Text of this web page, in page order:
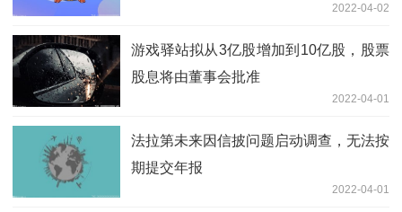
2022-04-02
游戏驿站拟从3亿股增加到10亿股，股票
股息将由董事会批准
2022-04-01
法拉第未来因信披问题启动调查，无法按
期提交年报
2022-04-01